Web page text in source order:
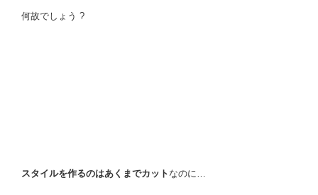
何故でしょう ?
スタイルを作るのはあくまでカット なのに…